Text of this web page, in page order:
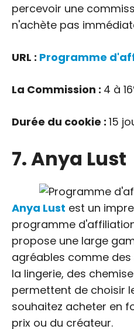
percevoir une
n'achète pas
URL : Programme
La Commission : 4 à
Durée du cookie : 15
7. Anya Lust
Anya Lust est un
programme
propose une large
agréables comme
la lingerie, des
permettent de choisir
souhaitez acheter en
prix ou du créateur.